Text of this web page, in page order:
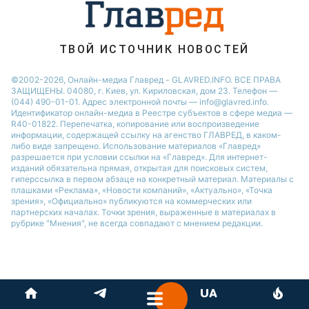
ТВОЙ ИСТОЧНИК НОВОСТЕЙ
©2002-2026, Онлайн-медиа Главред - GLAVRED.INFO. ВСЕ ПРАВА
ЗАЩИЩЕНЫ. 04080, г. Киев, ул. Кириловская, дом 23. Телефон —
(044) 490-01-01. Адрес электронной почты — info@glavred.info.
Идентификатор онлайн-медиа в Реестре cубъектов в сфере медиа —
R40-01822. Перепечатка, копирование или воспроизведение
информации, содержащей ссылку на агенство ГЛАВРЕД, в каком-
либо виде запрещено. Использование материалов «Главред»
разрешается при условии ссылки на «Главред». Для интернет-
изданий обязательна прямая, открытая для поисковых систем,
гиперссылка в первом абзаце на конкретный материал. Материалы с
плашками «Реклама», «Новости компаний», «Актуально», «Точка
зрения», «Официально» публикуются на коммерческих или
партнерских началах. Точки зрения, выраженные в материалах в
рубрике "Мнения", не всегда совпадают с мнением редакции.